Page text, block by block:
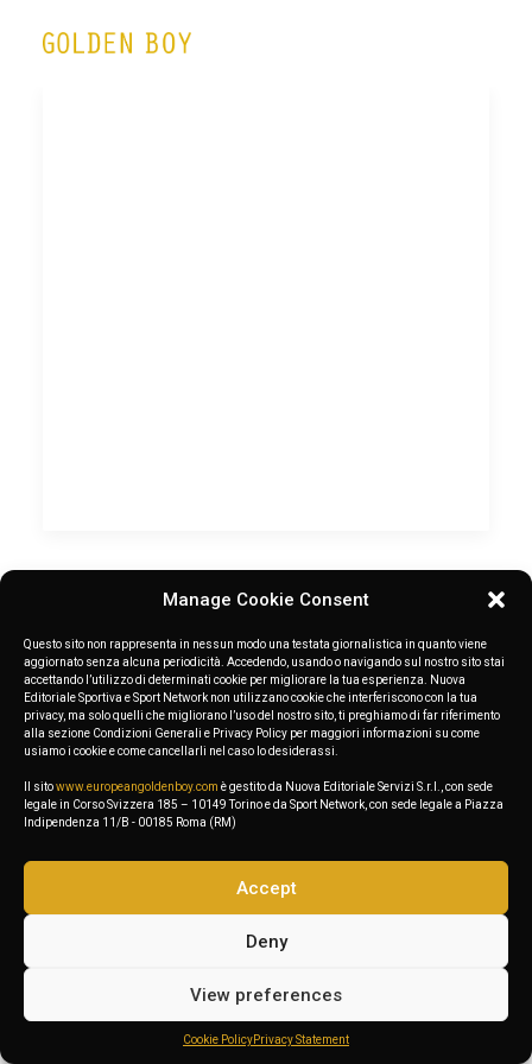
Manage Cookie Consent
Questo sito non rappresenta in nessun modo una testata giornalistica in quanto viene
aggiornato senza alcuna periodicità. Accedendo, usando o navigando sul nostro sito stai
accettando l’utilizzo di determinati cookie per migliorare la tua esperienza. Nuova
Editoriale Sportiva e Sport Network non utilizzano cookie che interferiscono con la tua
privacy, ma solo quelli che migliorano l’uso del nostro sito, ti preghiamo di far riferimento
alla sezione Condizioni Generali e Privacy Policy per maggiori informazioni su come
usiamo i cookie e come cancellarli nel caso lo desiderassi.
Il sitowww.europeangoldenboy.com è gestito da Nuova Editoriale Servizi S.r.l., con sede
legale in Corso Svizzera 185 – 10149 Torino e da Sport Network, con sede legale a Piazza
Indipendenza 11/B - 00185 Roma (RM)
Accept
Deny
View preferences
Cookie PolicyPrivacy Statement
1 … 16 17 18 19